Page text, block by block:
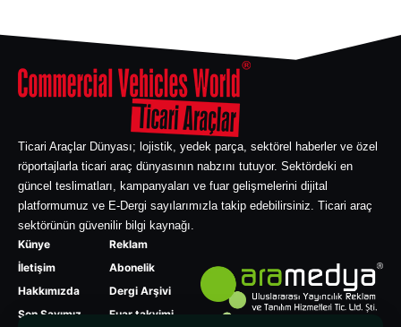
Ticari Araçlar Dünyası; lojistik, yedek parça, sektörel haberler ve özel
röportajlarla ticari araç dünyasının nabzını tutuyor. Sektördeki en
güncel teslimatları, kampanyaları ve fuar gelişmelerini dijital
platformumuz ve E-Dergi sayılarımızla takip edebilirsiniz. Ticari araç
sektörünün güvenilir bilgi kaynağı.
Künye
İletişim
Hakkımızda
Son Sayımız
Reklam
Abonelik
Dergi Arşivi
Fuar takvimi